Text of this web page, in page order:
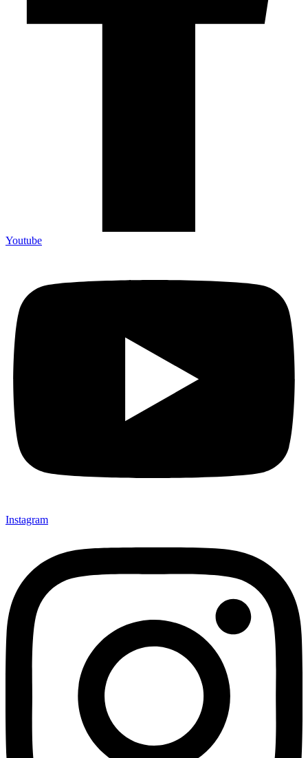
Youtube
Instagram